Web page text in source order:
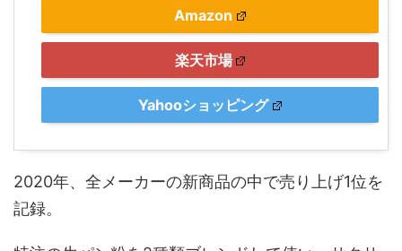
Amazon
楽天市場
Yahooショッピング
2020年、全メーカーの新商品の中で売り上げ1位を
記録。